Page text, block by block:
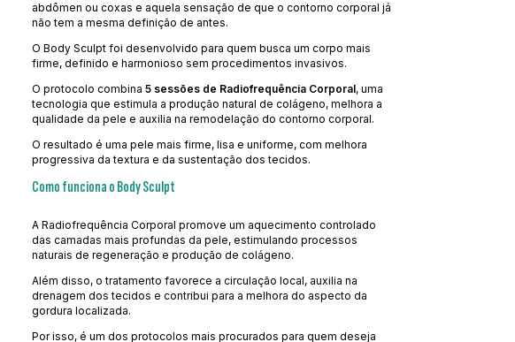
abdômen ou coxas e aquela sensação de que o contorno corporal já
não tem a mesma definição de antes.
O Body Sculpt foi desenvolvido para quem busca um corpo mais
firme, definido e harmonioso sem procedimentos invasivos.
O protocolo combina 5 sessões de Radiofrequência Corporal, uma
tecnologia que estimula a produção natural de colágeno, melhora a
qualidade da pele e auxilia na remodelação do contorno corporal.
O resultado é uma pele mais firme, lisa e uniforme, com melhora
progressiva da textura e da sustentação dos tecidos.
Como funciona o Body Sculpt
A Radiofrequência Corporal promove um aquecimento controlado
das camadas mais profundas da pele, estimulando processos
naturais de regeneração e produção de colágeno.
Além disso, o tratamento favorece a circulação local, auxilia na
drenagem dos tecidos e contribui para a melhora do aspecto da
gordura localizada.
Por isso, é um dos protocolos mais procurados para quem deseja